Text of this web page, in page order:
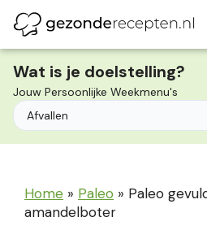
naar
de
inhoud
Wat is je doelstelling?
Jouw Persoonlijke Weekmenu's
Home » Paleo » Paleo
amandelboter